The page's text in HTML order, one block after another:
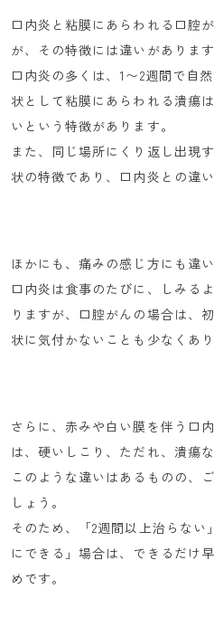
口内炎と粘膜にあらわれる口腔
が、その特徴には違いがあります
口内炎の多くは、1〜2週間で自
状として粘膜にあらわれる潰瘍は
いという特徴があります。
また、同じ場所にくり返し出現
状の特徴であり、口内炎との違い
ほかにも、痛みの感じ方にも違い
口内炎は食事のたびに、しみる
りますが、口腔がんの場合は、
状に気付かないことも少なくあり
さらに、赤みや白い膜を伴う口
は、硬いしこり、ただれ、潰瘍
このような違いはあるものの、
しょう。
そのため、「2週間以上治らな
にできる」場合は、できるだけ
めです。